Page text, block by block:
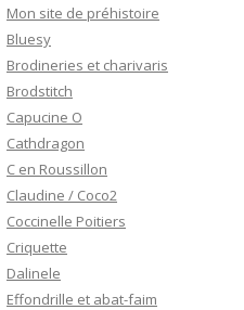
Mon site de préhistoire
Bluesy
Brodineries et charivaris
Brodstitch
Capucine O
Cathdragon
C en Roussillon
Claudine / Coco2
Coccinelle Poitiers
Criquette
Dalinele
Effondrille et abat-faim